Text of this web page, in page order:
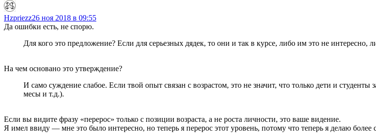
Hzpriezz26 ноя 2018 в 09:55
Да ошибки есть, не спорю.
Для кого это предложение? Если для серьезных дядек, то они и так в курсе, либо им это не интересно,
На чем основано это утверждение?
И само суждение слабое. Если твой опыт связан с возрастом, это не значит, что только дети и
месы и т.д.).
Если вы видите фразу «перерос» только с позиции возраста, а не роста личности, это ваше видение.
Я имел ввиду — мне это было интересно, но теперь я перерос этот уровень, потому что теперь я делаю